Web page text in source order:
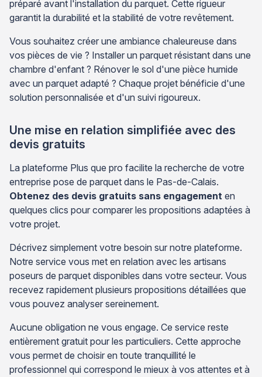
préparé avant l'installation du parquet. Cette rigueur
garantit la durabilité et la stabilité de votre revêtement.
Vous souhaitez créer une ambiance chaleureuse dans
vos pièces de vie ? Installer un parquet résistant dans une
chambre d'enfant ? Rénover le sol d'une pièce humide
avec un parquet adapté ? Chaque projet bénéficie d'une
solution personnalisée et d'un suivi rigoureux.
Une mise en relation simplifiée avec des
devis gratuits
La plateforme Plus que pro facilite la recherche de votre
entreprise pose de parquet dans le Pas-de-Calais.
Obtenez des devis gratuits sans engagement en
quelques clics pour comparer les propositions adaptées à
votre projet.
Décrivez simplement votre besoin sur notre plateforme.
Notre service vous met en relation avec les artisans
poseurs de parquet disponibles dans votre secteur. Vous
recevez rapidement plusieurs propositions détaillées que
vous pouvez analyser sereinement.
Aucune obligation ne vous engage. Ce service reste
entièrement gratuit pour les particuliers. Cette approche
vous permet de choisir en toute tranquillité le
professionnel qui correspond le mieux à vos attentes et à